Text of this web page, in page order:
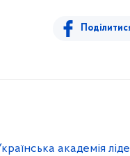
академія